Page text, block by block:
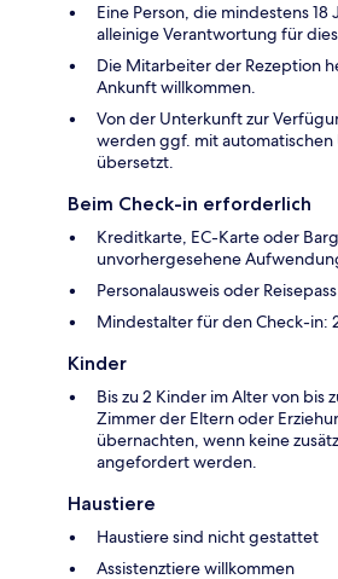
Eine Person, die mindestens 18
alleinige Verantwortung für
Die Mitarbeiter der Rezeption
Ankunft willkommen.
Von der Unterkunft zur
werden ggf. mit
übersetzt.
Beim Check-in erforderlich
Kreditkarte, EC-Karte oder
unvorhergesehene
Personalausweis oder
Mindestalter für den Check-in:
Kinder
Bis zu 2 Kinder im Alter von bis
Zimmer der Eltern oder
übernachten, wenn keine
angefordert werden.
Haustiere
Haustiere sind nicht gestattet
Assistenztiere willkommen